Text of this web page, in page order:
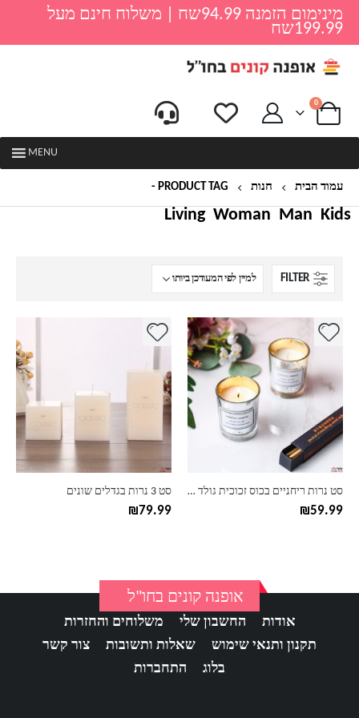
מינימום הזמנה 94.99שח | משלוח חינם מעל
199.99שח
0
MENU
עמוד הבית חנות PRODUCT TAG -
Kids
Man
Woman
Living
FILTER
סט נרות ריחניים בכוס זכוכית גולד סטיינס
₪59.99
סט 3 נרות בגדלים שונים
₪79.99
למוצר
מספר
סוגים.
האפשרויות
אופנה קונים בחו"ל
אודות החשבון שלי
משלוחים והחזרות
תקנון ותנאי שימוש
שאלות ותשובות
צור קשר
בלוג
התחברות